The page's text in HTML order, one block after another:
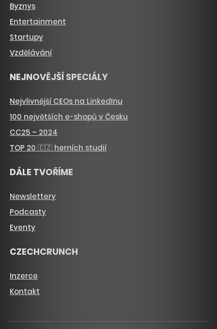
Byznys
Entertainment
Startupy
Vzdělávání
NEJNOVĚJŠÍ SPECIÁLY
Nejvlivnější CEOs na LinkedInu
100 největších e-shopů v Česku
CC25 – 2024
TOP 20 🇨🇿 herních studií
DÁLE TVOŘÍME
Newslettery
Podcasty
Eventy
CZECHCRUNCH
Inzerce
Kontakt